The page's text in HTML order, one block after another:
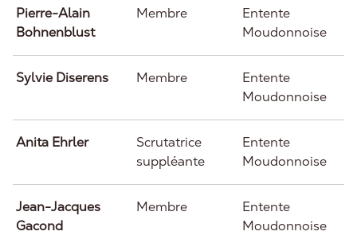
Pierre-Alain
Bohnenblust
Membre
Entente
Moudonnoise
Sylvie Diserens Membre
Entente
Moudonnoise
Anita Ehrler
Scrutatrice
suppléante
Entente
Moudonnoise
Jean-Jacques
Gacond
Membre
Entente
Moudonnoise